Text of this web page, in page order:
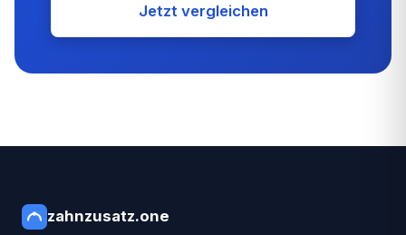
Jetzt vergleichen
zahnzusatz.one